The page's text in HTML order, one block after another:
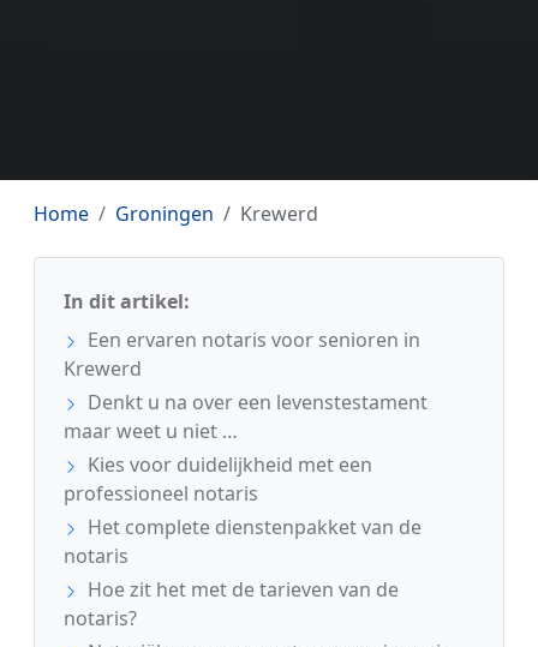
Home Groningen Krewerd
In dit artikel:
Een ervaren notaris voor senioren in
Krewerd
Denkt u na over een levenstestament
maar weet u niet …
Kies voor duidelijkheid met een
professioneel notaris
Het complete dienstenpakket van de
notaris
Hoe zit het met de tarieven van de
notaris?